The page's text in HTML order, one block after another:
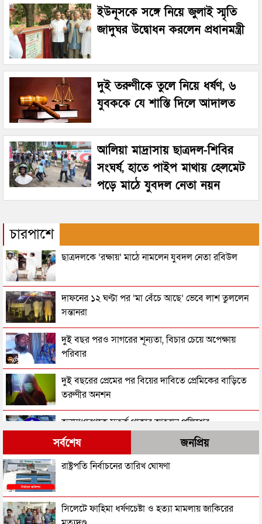
ইউনূসকে সঙ্গে নিয়ে জুলাই স্মৃতি
জাদুঘর উদ্বোধন করলেন প্রধানমন্ত্রী
দুই তরুণীকে তুলে নিয়ে ধর্ষণ, ৬
যুবককে যে শাস্তি দিলে আদালত
আলিয়া মাদ্রাসায় ছাত্রদল-শিবির
সংঘর্ষ, হাতে পাইপ মাথায় হেলমেট
পড়ে মাঠে যুবদল নেতা নয়ন
চারপাশে
ছাত্রদলকে ‘রক্ষায়’ মাঠে নামলেন যুবদল নেতা রবিউল
দাফনের ১২ ঘণ্টা পর ‘মা বেঁচে আছে’ ভেবে লাশ তুললেন
সন্তানরা
দুই বছর পরও সাগরের শূন্যতা, বিচার চেয়ে অপেক্ষায়
পরিবার
দুই বছরের প্রেমের পর বিয়ের দাবিতে প্রেমিকের বাড়িতে
তরুণীর অনশন
জনসাধারণকে সতর্ক থাকার আহ্বান পুলিশের
৩ মাসে পুলিশের হাতে গ্রেপ্তার ১ লাখ ৪২ হাজার
ছেলের ছুরি কাঘাতে বাবা-মা খুন
সর্বশেষ জনপ্রিয়
রাষ্ট্রপতি নির্বাচনের তারিখ ঘোষণা
সিলেটে ফাহিমা ধর্ষণচেষ্টা ও হত্যা মামলায় জাকিরের